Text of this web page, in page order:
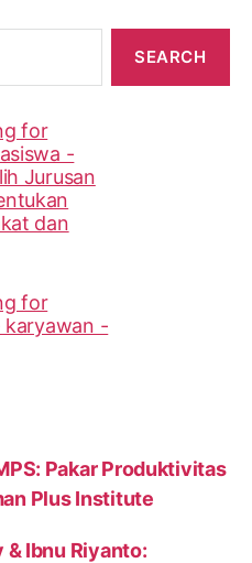
Pakar Produktivitas
Plus Institute
Ibnu Riyanto: